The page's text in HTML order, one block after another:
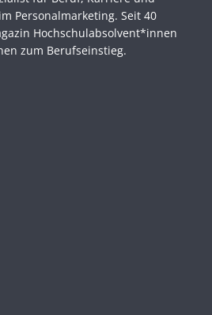
Personal­marketing. Seit 40
Hochschul­absolvent*innen
zum Berufseinstieg.